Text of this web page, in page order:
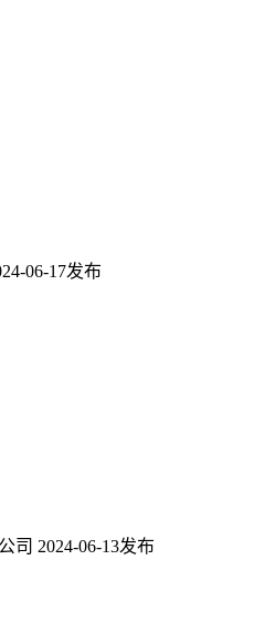
06-17发布
司 2024-06-13发布